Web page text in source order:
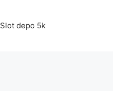
Slot depo 5k